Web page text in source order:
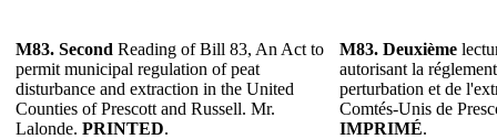
M83. Second Reading of Bill 83, An Act to
permit municipal regulation of peat
disturbance and extraction in the United
Counties of Prescott and Russell. Mr.
Lalonde. PRINTED.
M83. Deuxième
autorisant la
perturbation et de
Comtés-Unis de
IMPRIMÉ.